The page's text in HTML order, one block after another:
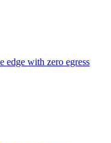
edge with zero egress